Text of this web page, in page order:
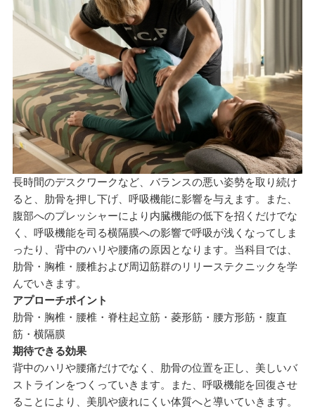
長時間のデスクワークなど、バランスの悪い姿勢を取り続け
ると、肋骨を押し下げ、呼吸機能に影響を与えます。また、
腹部へのプレッシャーにより内臓機能の低下を招くだけでな
く、呼吸機能を司る横隔膜への影響で呼吸が浅くなってしま
ったり、背中のハリや腰痛の原因となります。当科目では、
肋骨・胸椎・腰椎および周辺筋群のリリーステクニックを学
んでいきます。
アプローチポイント
肋骨・胸椎・腰椎・脊柱起立筋・菱形筋・腰方形筋・腹直
筋・横隔膜
期待できる効果
背中のハリや腰痛だけでなく、肋骨の位置を正し、美しいバ
ストラインをつくっていきます。また、呼吸機能を回復させ
ることにより、美肌や疲れにくい体質へと導いていきます。